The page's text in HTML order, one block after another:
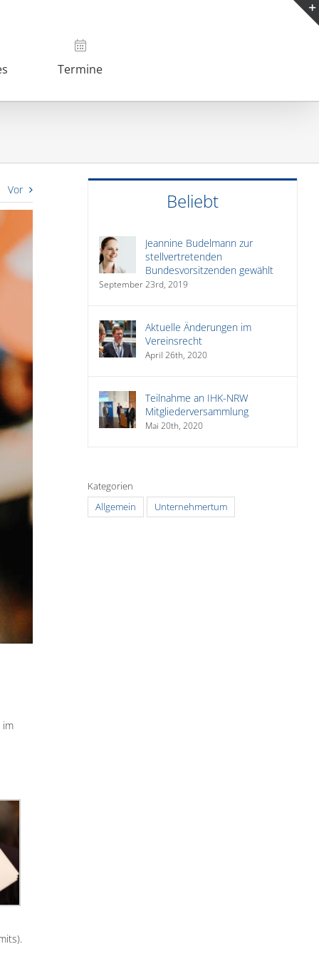
Termine
Vor
im
Beliebt
Jeannine Budelmann zur
stellvertretenden
Bundesvorsitzenden gewählt
September 23rd, 2019
Aktuelle Änderungen im
Vereinsrecht
April 26th, 2020
Teilnahme an IHK-NRW
Mitgliederversammlung
Mai 20th, 2020
Kategorien
Allgemein Unternehmertum